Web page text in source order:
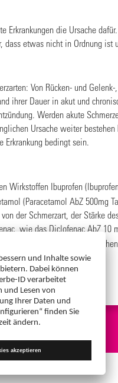
Erkrankungen die Ursache
dass etwas nicht in Ordnung ist
Von Rücken- und
ihrer Dauer in akut und
Werden akute
Ursache weiter bestehen
Erkrankung bedingt sein.
Wirkstoffen Ibuprofen (
(Paracetamol AbZ 500mg
der Schmerzart, der Stärke
wie das Diclofenac AbZ 10
sowie bei